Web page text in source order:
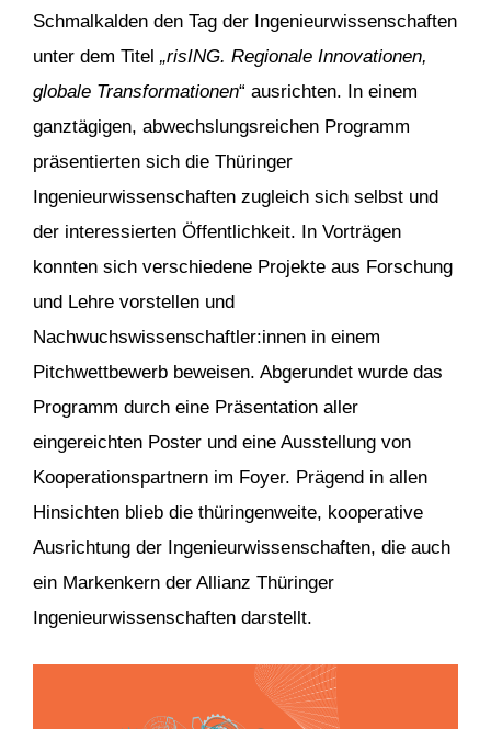
Schmalkalden den Tag der Ingenieurwissenschaften
unter dem Titel „risING. Regionale Innovationen,
globale Transformationen“ ausrichten. In einem
ganztägigen, abwechslungsreichen Programm
präsentierten sich die Thüringer
Ingenieurwissenschaften zugleich sich selbst und
der interessierten Öffentlichkeit. In Vorträgen
konnten sich verschiedene Projekte aus Forschung
und Lehre vorstellen und
Nachwuchswissenschaftler:innen in einem
Pitchwettbewerb beweisen. Abgerundet wurde das
Programm durch eine Präsentation aller
eingereichten Poster und eine Ausstellung von
Kooperationspartnern im Foyer. Prägend in allen
Hinsichten blieb die thüringenweite, kooperative
Ausrichtung der Ingenieurwissenschaften, die auch
ein Markenkern der Allianz Thüringer
Ingenieurwissenschaften darstellt.